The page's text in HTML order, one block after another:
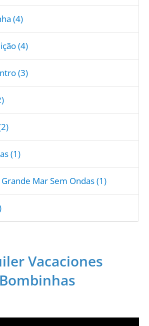
(4)
(4)
(3)
(1)
Mar Sem Ondas (1)
Vacaciones
Bombinhas